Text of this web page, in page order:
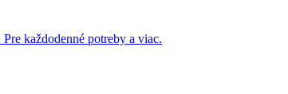
každodenné potreby a viac.